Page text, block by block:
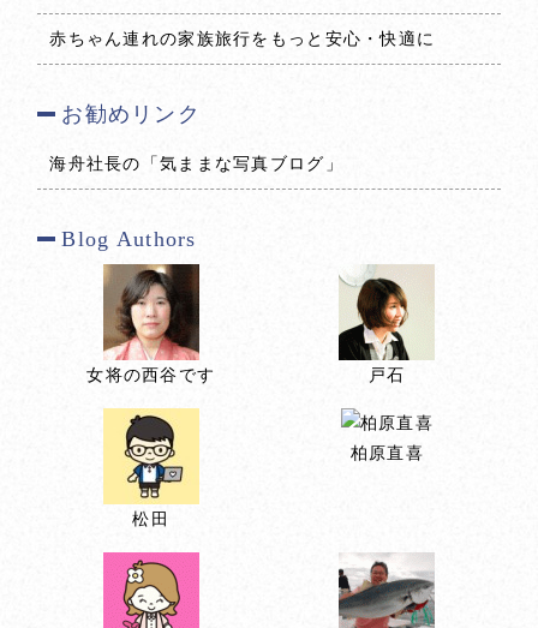
赤ちゃん連れの家族旅行をもっと安心・快適に
お勧めリンク
海舟社長の「気ままな写真ブログ」
Blog Authors
女将の西谷です 戸石
松田
柏原直喜